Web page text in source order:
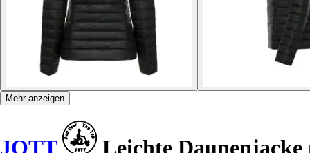
Mehr anzeigen
JOTT Leichte Daunenjacke